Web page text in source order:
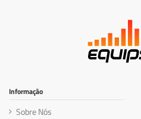
Informação
Sobre Nós